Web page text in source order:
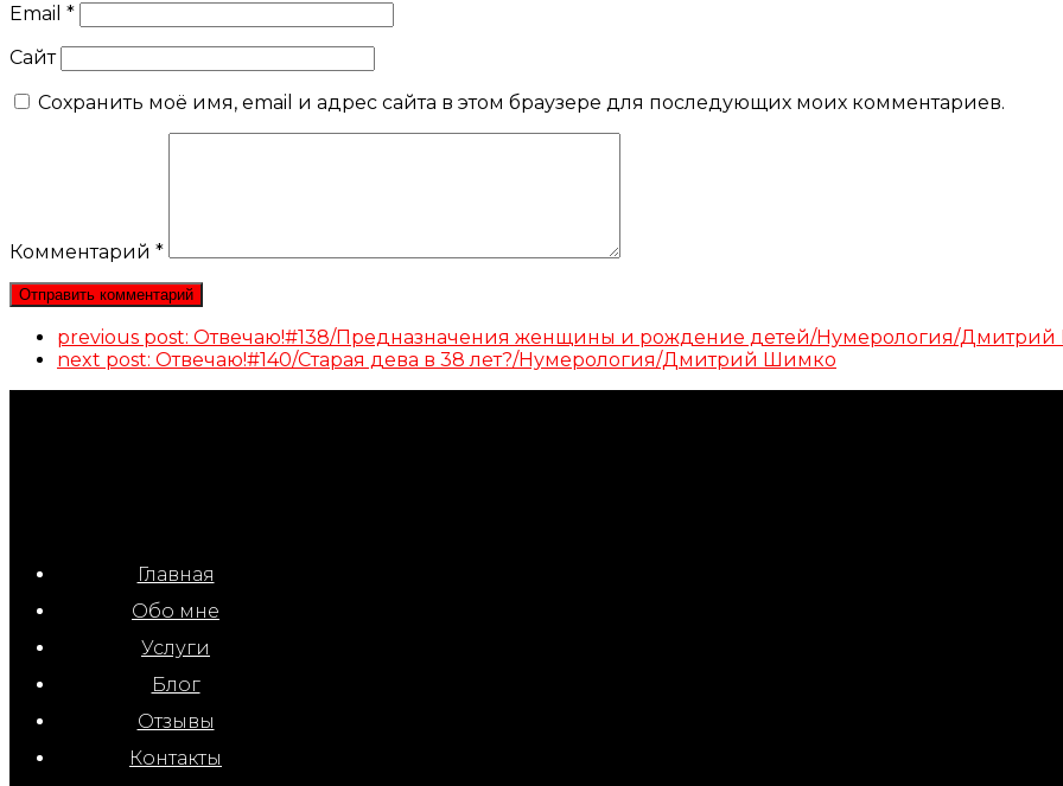
Email *
Сайт
Сохранить моё имя, email и адрес сайта в этом браузере для последующих моих комментариев.
Комментарий *
previous post: Отвечаю!#138/Предназначения женщины и рождение детей/Нумерология/
next post: Отвечаю!#140/Старая дева в 38 лет?/Нумерология/Дмитрий Шимко
Главная
Обо мне
Услуги
Блог
Отзывы
Контакты